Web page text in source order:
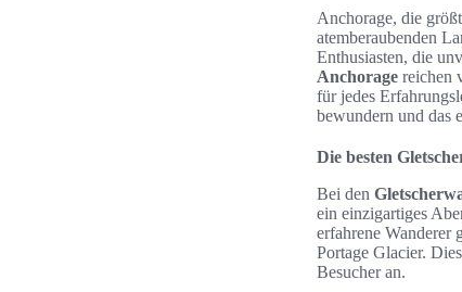
Anchorage, die
atemberaubenden
Enthusiasten, die
Anchorage reichen
für jedes
bewundern und das
Die besten
Bei den
ein einzigartiges
erfahrene Wanderer
Portage Glacier.
Besucher an.